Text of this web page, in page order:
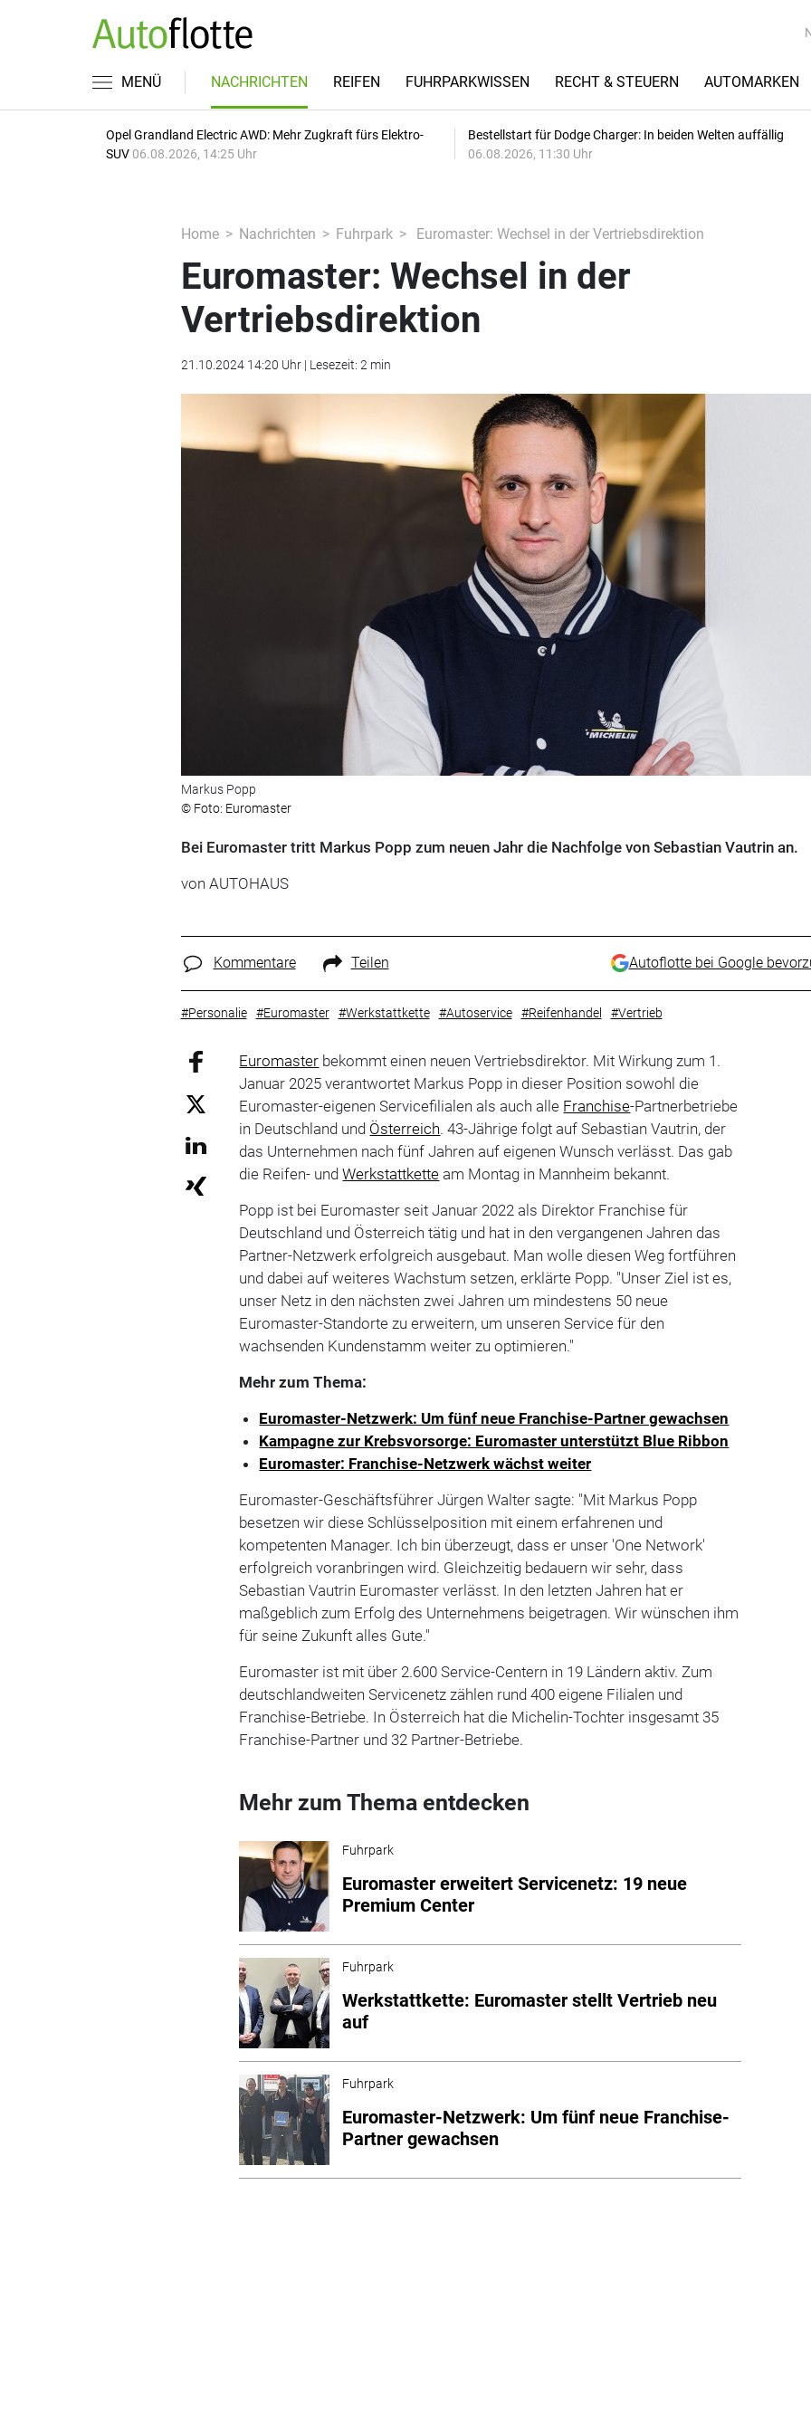
MENÜ NACHRICHTEN REIFEN FUHRPARKWISSEN RECHT & STEUERN AUTOMARKEN
Opel Grandland Electric AWD: Mehr Zugkraft fürs Elektro-
SUV 06.08.2026, 14:25 Uhr
Bestellstart für Dodge Charger: In beiden Welten auffällig
06.08.2026, 11:30 Uhr
Home Nachrichten Fuhrpark Euromaster: Wechsel in der Vertriebsdirektion
Euromaster: Wechsel in der
Vertriebsdirektion
21.10.2024 14:20 Uhr | Lesezeit: 2 min
Markus Popp
© Foto: Euromaster
Bei Euromaster tritt Markus Popp zum neuen Jahr die Nachfolge von Sebastian Vautrin an.
von AUTOHAUS
Kommentare Teilen Autoflotte bei Google
#Personalie #Euromaster #Werkstattkette #Autoservice #Reifenhandel #Vertrieb
Euromaster bekommt einen neuen Vertriebsdirektor. Mit Wirkung zum 1.
Januar 2025 verantwortet Markus Popp in dieser Position sowohl die
Euromaster-eigenen Servicefilialen als auch alle Franchise-Partnerbetriebe
in Deutschland und Österreich. 43-Jährige folgt auf Sebastian Vautrin, der
das Unternehmen nach fünf Jahren auf eigenen Wunsch verlässt. Das gab
die Reifen- undWerkstattkette am Montag in Mannheim bekannt.
Popp ist bei Euromaster seit Januar 2022 als Direktor Franchise für
Deutschland und Österreich tätig und hat in den vergangenen Jahren das
Partner-Netzwerk erfolgreich ausgebaut. Man wolle diesen Weg fortführen
und dabei auf weiteres Wachstum setzen, erklärte Popp. "Unser Ziel ist es,
unser Netz in den nächsten zwei Jahren um mindestens 50 neue
Euromaster-Standorte zu erweitern, um unseren Service für den
wachsenden Kundenstamm weiter zu optimieren."
Mehr zum Thema:
Euromaster-Netzwerk: Um fünf neue Franchise-Partner gewachsen
Kampagne zur Krebsvorsorge: Euromaster unterstützt Blue Ribbon
Euromaster: Franchise-Netzwerk wächst weiter
Euromaster-Geschäftsführer Jürgen Walter sagte: "Mit Markus Popp
besetzen wir diese Schlüsselposition mit einem erfahrenen und
kompetenten Manager. Ich bin überzeugt, dass er unser 'One Network'
erfolgreich voranbringen wird. Gleichzeitig bedauern wir sehr, dass
Sebastian Vautrin Euromaster verlässt. In den letzten Jahren hat er
maßgeblich zum Erfolg des Unternehmens beigetragen. Wir wünschen ihm
für seine Zukunft alles Gute."
Euromaster ist mit über 2.600 Service-Centern in 19 Ländern aktiv. Zum
deutschlandweiten Servicenetz zählen rund 400 eigene Filialen und
Franchise-Betriebe. In Österreich hat die Michelin-Tochter insgesamt 35
Franchise-Partner und 32 Partner-Betriebe.
Mehr zum Thema entdecken
Fuhrpark
Euromaster erweitert Servicenetz: 19 neue
Premium Center
Fuhrpark
Werkstattkette: Euromaster stellt Vertrieb neu
auf
Fuhrpark
Euromaster-Netzwerk: Um fünf neue Franchise-
Partner gewachsen